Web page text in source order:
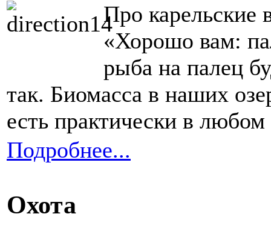
Про карельские
«Хорошо вам:
рыба на палец
так. Биомасса в наших
есть практически в
Подробнее...
Охота